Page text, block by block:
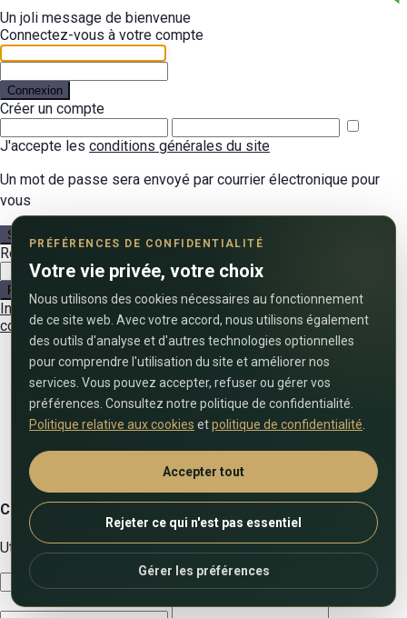
PRÉFÉRENCES DE CONFIDENTIALITÉ
Votre vie privée, votre choix
Nous utilisons des cookies nécessaires au fonctionnement
de ce site web. Avec votre accord, nous utilisons également
des outils d'analyse et d'autres technologies optionnelles
pour comprendre l'utilisation du site et améliorer nos
services. Vous pouvez accepter, refuser ou gérer vos
préférences. Consultez notre politique de confidentialité.
Politique relative aux cookies etpolitique de confidentialité
Accepter tout
Rejeter ce qui n'est pas essentiel
Gérer les préférences
Un joli message de bienvenue
Connectez-vous à votre compte
Connexion
Créer un compte
J'accepte les conditions générales du site
Un mot de passe sera envoyé par courrier électronique pour
vous
S'inscrire
Réinitialiser mot de passe
Réinitialiser mot de passe
Inscrivez-vous ici ! Mot de passe oublié? Retour à la
connexion Retour à la connexion
Contactez-nous
Utilisez le formulaire ci-dessous pour nous contacter !